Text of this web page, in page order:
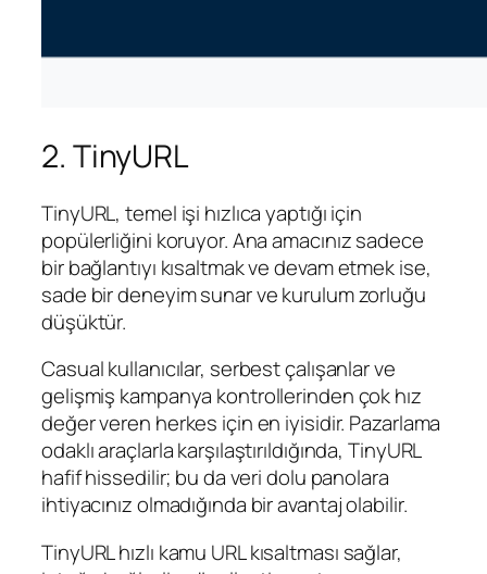
2. TinyURL
TinyURL, temel işi hızlıca yaptığı için
popülerliğini koruyor. Ana amacınız sadece
bir bağlantıyı kısaltmak ve devam etmek ise,
sade bir deneyim sunar ve kurulum zorluğu
düşüktür.
Casual kullanıcılar, serbest çalışanlar ve
gelişmiş kampanya kontrollerinden çok hız
değer veren herkes için en iyisidir. Pazarlama
odaklı araçlarla karşılaştırıldığında, TinyURL
hafif hissedilir; bu da veri dolu panolara
ihtiyacınız olmadığında bir avantaj olabilir.
TinyURL hızlı kamu URL kısaltması sağlar,